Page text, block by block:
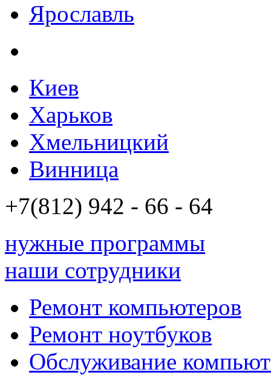
Ярославль
Киев
Харьков
Хмельницкий
Винница
+7(812) 942 - 66 - 64
нужные программы
наши сотрудники
Ремонт компьютеров
Ремонт ноутбуков
Обслуживание